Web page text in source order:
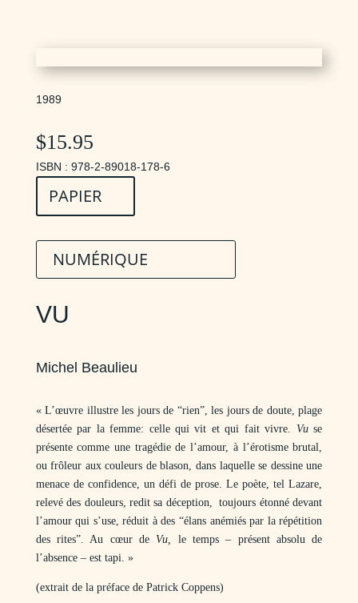
1989
$15.95
ISBN : 978-2-89018-178-6
PAPIER
NUMÉRIQUE
VU
Michel Beaulieu
« L’œuvre illustre les jours de “rien”, les jours de doute, plage
désertée par la femme: celle qui vit et qui fait vivre. Vuse
présente comme une tragédie de l’amour, à l’érotisme brutal,
ou frôleur aux couleurs de blason, dans laquelle se dessine une
menace de confidence, un défi de prose. Le poète, tel Lazare,
relevé des douleurs, redit sa déception, toujours étonné devant
l’amour qui s’use, réduit à des “élans anémiés par la répétition
des rites”. Au cœur de Vu, le temps – présent absolu de
l’absence – est tapi. »
(extrait de la préface de Patrick Coppens)